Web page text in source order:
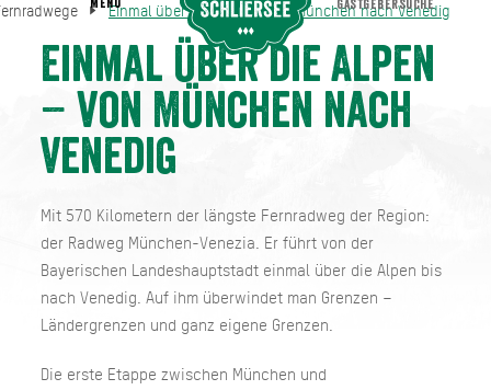
Einmal über die Alpen – von München nach Venedig
Einmal über die Alpen
– von München nach
Venedig
Mit 570 Kilometern der längste Fernradweg der Region:
der Radweg München-Venezia. Er führt von der
Bayerischen Landeshauptstadt einmal über die Alpen bis
nach Venedig. Auf ihm überwindet man Grenzen –
Ländergrenzen und ganz eigene Grenzen.
Die erste Etappe zwischen München und
Fernradwege Einmal über die Alpen – von München nach Venedig
MENU GASTGEBERSUCHE